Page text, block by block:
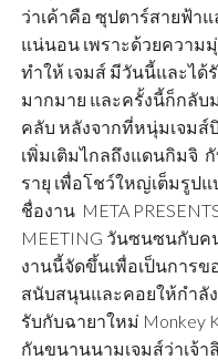
ว่าเค้าคือ ซุปตาร์สายฟ้า
แน่นอน เพราะด้วยความ
ทำให้ เจมส์ มีวันนี้และได้
มากมาย และครั้งนี้ก็กลับ
คลับ หลังจากที่หนุ่มเจมส์
เพิ่มเติมไกลถึงแดนกิมจิ
รายุ เพื่อโชว์ใหญ่เต็มรูป
ชื่องาน  META
MEETING วันซนซนกับค
งานนี้จัดขึ้นเพื่อเป็นการ
สนับสนุนและคอยให้กำลัง
รับกับฉายาใหม่ Monkey
กันขนานนามเจมส์ว่าเจ้า